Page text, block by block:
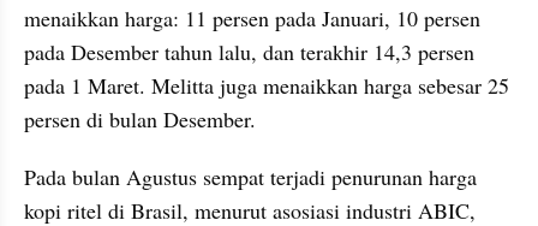
menaikkan harga: 11 persen pada Januari, 10 persen
pada Desember tahun lalu, dan terakhir 14,3 persen
pada 1 Maret. Melitta juga menaikkan harga sebesar 25
persen di bulan Desember.
Pada bulan Agustus sempat terjadi penurunan harga
kopi ritel di Brasil, menurut asosiasi industri ABIC,